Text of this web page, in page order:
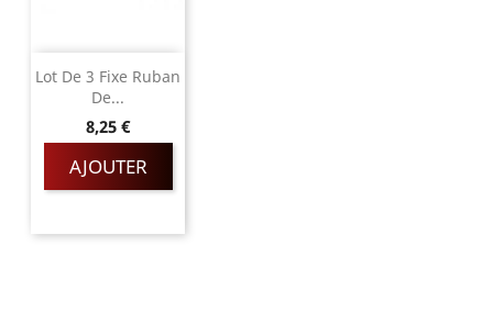
Lot De 3 Fixe Ruban
De...
Prix
8,25 €
AJOUTER